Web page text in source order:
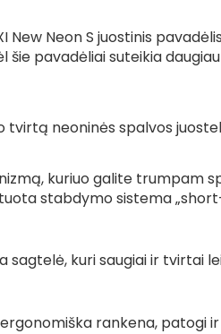
Neon S juostinis
pavadėliai suteikia
tvirtą neoninės spalvos
kuriuo galite trumpam
stabdymo sistema
kuri saugiai ir tvirtai
rankena, patogi